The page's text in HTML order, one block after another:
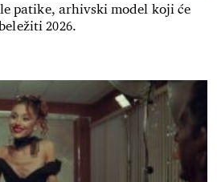
patike, arhivski model koji će
2026.